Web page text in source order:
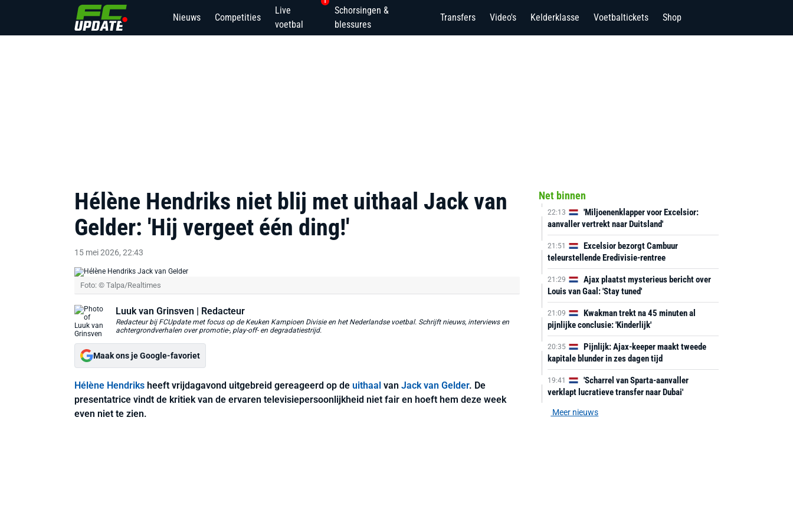
Nieuws Competities
Live
voetbal
Schorsingen &
blessures
Transfers Video's Kelderklasse Voetbaltickets Shop
Hélène Hendriks niet blij met uithaal Jack van
Gelder: 'Hij vergeet één ding!'
15 mei 2026, 22:43
Foto: © Talpa/Realtimes
Luuk van Grinsven | Redacteur
Redacteur bij FCUpdate met focus op de Keuken Kampioen Divisie en het Nederlandse voetbal. Schrijft nieuws, interviews en
achtergrondverhalen over promotie-, play-off- en degradatiestrijd.
Maak ons je Google-favoriet
Hélène Hendriks heeft vrijdagavond uitgebreid gereageerd op de uithaal van Jack van Gelder. De
presentatrice vindt de kritiek van de ervaren televisiepersoonlijkheid niet fair en hoeft hem deze week
even niet te zien.
Net binnen
22:13
'Miljoenenklapper voor Excelsior:
aanvaller vertrekt naar Duitsland'
21:51
Excelsior bezorgt Cambuur
teleurstellende Eredivisie-rentree
21:29
Ajax plaatst mysterieus bericht over
Louis van Gaal: 'Stay tuned'
21:09
Kwakman trekt na 45 minuten al
pijnlijke conclusie: 'Kinderlijk'
20:35
Pijnlijk: Ajax-keeper maakt tweede
kapitale blunder in zes dagen tijd
19:41
'Scharrel van Sparta-aanvaller
verklapt lucratieve transfer naar Dubai'
Meer nieuws